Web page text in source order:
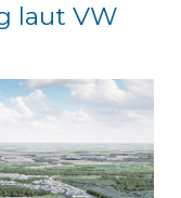
laut VW